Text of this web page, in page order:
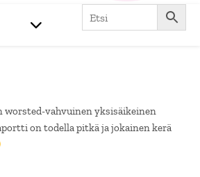
worsted-vahvuinen yksisäikeinen
on todella pitkä ja jokainen kerä